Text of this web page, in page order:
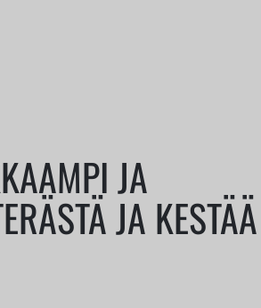
JA
JA KESTÄÄ